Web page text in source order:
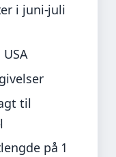
i juni-juli
til
på 1